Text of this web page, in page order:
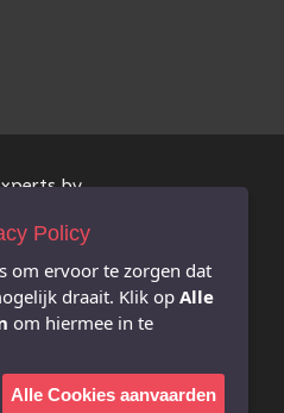
bv
0627.926.530
afdeling Hasselt
i.v.m. deze website
Policy
om ervoor te zorgen dat
draait. Klik op Alle
om hiermee in te
Alle Cookies aanvaarden